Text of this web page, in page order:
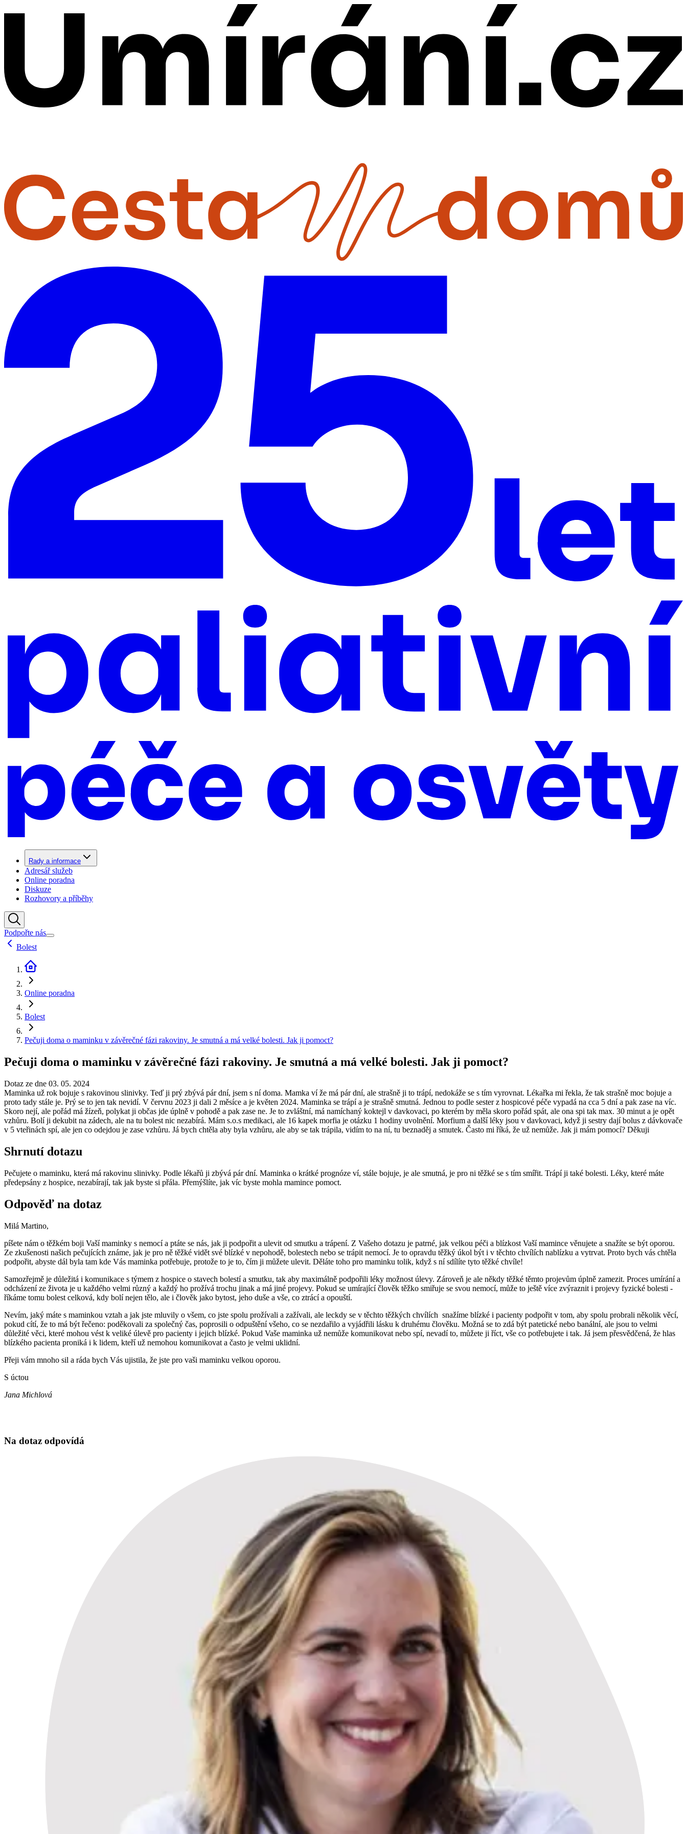
Rady a informace
Adresář služeb
Online poradna
Diskuze
Rozhovory a příběhy
Podpořte nás
Bolest
Online poradna
Bolest
Pečuji doma o maminku v závěrečné fázi rakoviny. Je smutná a má velké bolesti. Jak ji pomoct?
Pečuji doma o maminku v závěrečné fázi rakoviny. Je smutná a má velké bolesti. Jak ji pomoct?
Dotaz ze dne 03. 05. 2024
Maminka už rok bojuje s rakovinou slinivky. Teď ji prý zbývá pár dní, jsem s ní doma. Mamka ví že má pár dní, ale strašně ji to trápí, nedokáže se s tím vyrovnat. Lékařka mi řekla, že tak strašně moc bojuje a
proto tady stále je. Prý se to jen tak nevidí. V červnu 2023 ji dali 2 měsíce a je květen 2024. Maminka se trápí a je strašně smutná. Jednou to podle sester z hospicové péče vypadá na cca 5 dní a pak zase na víc.
Skoro nejí, ale pořád má žízeň, polykat ji občas jde úplně v pohodě a pak zase ne. Je to zvláštní, má namíchaný koktejl v davkovaci, po kterém by měla skoro pořád spát, ale ona spi tak max. 30 minut a je opět
vzhůru. Bolí ji dekubit na zádech, ale na tu bolest nic nezabírá. Mám s.o.s medikaci, ale 16 kapek morfia je otázku 1 hodiny uvolnění. Morfium a další léky jsou v davkovaci, když ji sestry dají bolus z dávkovače
v 5 vteřinách spí, ale jen co odejdou je zase vzhůru. Já bych chtěla aby byla vzhůru, ale aby se tak trápila, vidím to na ní, tu beznaděj a smutek. Často mi říká, že už nemůže. Jak ji mám pomocí? Děkuji
Shrnutí dotazu
Pečujete o maminku, která má rakovinu slinivky. Podle lékařů ji zbývá pár dní. Maminka o krátké prognóze ví, stále bojuje, je ale smutná, je pro ni těžké se s tím smířit. Trápí ji také bolesti. Léky, které máte
předepsány z hospice, nezabírají, tak jak byste si přála. Přemýšlíte, jak víc byste mohla mamince pomoct.
Odpověď na dotaz
Milá Martino,
píšete nám o těžkém boji Vaší maminky s nemocí a ptáte se nás, jak ji podpořit a ulevit od smutku a trápení. Z Vašeho dotazu je patrné, jak velkou péči a blízkost Vaší mamince věnujete a snažíte se být oporou.
Ze zkušenosti našich pečujících známe, jak je pro ně těžké vidět své blízké v nepohodě, bolestech nebo se trápit nemocí. Je to opravdu těžký úkol být i v těchto chvílích nablízku a vytrvat. Proto bych vás chtěla
podpořit, abyste dál byla tam kde Vás maminka potřebuje, protože to je to, čím ji můžete ulevit. Děláte toho pro maminku tolik, když s ní sdílíte tyto těžké chvíle!
Samozřejmě je důležitá i komunikace s týmem z hospice o stavech bolestí a smutku, tak aby maximálně podpořili léky možnost úlevy. Zároveň je ale někdy těžké těmto projevům úplně zamezit. Proces umírání a
odcházení ze života je u každého velmi různý a každý ho prožívá trochu jinak a má jiné projevy. Pokud se umírající člověk těžko smiřuje se svou nemocí, může to ještě více zvýraznit i projevy fyzické bolesti -
říkáme tomu bolest celková, kdy bolí nejen tělo, ale i člověk jako bytost, jeho duše a vše, co ztrácí a opouští.
Nevím, jaký máte s maminkou vztah a jak jste mluvily o všem, co jste spolu prožívali a zažívali, ale leckdy se v těchto těžkých chvílích snažíme blízké i pacienty podpořit v tom, aby spolu probrali několik věcí,
pokud cítí, že to má být řečeno: poděkovali za společný čas, poprosili o odpuštění všeho, co se nezdařilo a vyjádřili lásku k druhému člověku. Možná se to zdá být patetické nebo banální, ale jsou to velmi
důležité věci, které mohou vést k veliké úlevě pro pacienty i jejich blízké. Pokud Vaše maminka už nemůže komunikovat nebo spí, nevadí to, můžete ji říct, vše co potřebujete i tak. Já jsem přesvědčená, že hlas
blízkého pacienta proniká i k lidem, kteří už nemohou komunikovat a často je velmi uklidní.
Přeji vám mnoho sil a ráda bych Vás ujistila, že jste pro vaši maminku velkou oporou.
S úctou
Jana Michlová
Na dotaz odpovídá